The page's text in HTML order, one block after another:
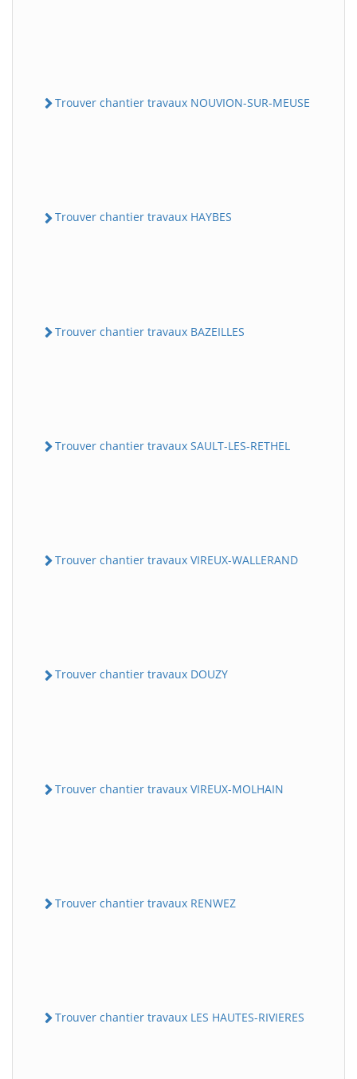
Trouver chantier travaux NOUVION-SUR-MEUSE
Trouver chantier travaux HAYBES
Trouver chantier travaux BAZEILLES
Trouver chantier travaux SAULT-LES-RETHEL
Trouver chantier travaux VIREUX-WALLERAND
Trouver chantier travaux DOUZY
Trouver chantier travaux VIREUX-MOLHAIN
Trouver chantier travaux RENWEZ
Trouver chantier travaux LES HAUTES-RIVIERES